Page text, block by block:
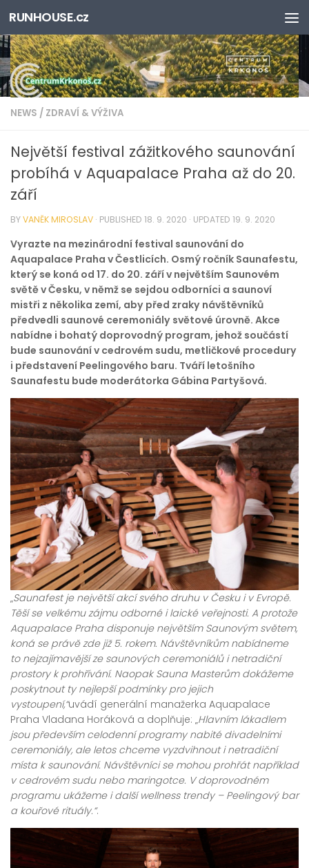
Skip to content
RUNHOUSE.cz
NEWS / ZDRAVÍ & VÝŽIVA
Největší festival zážitkového saunování
probíhá v Aquapalace Praha až do 20.
září
BYVANĚK MIROSLAV · PUBLISHED 18. 9. 2020 · UPDATED 19. 9. 2020
Vyrazte na mezinárodní festival saunování do
Aquapalace Praha v Čestlicích. Osmý ročník Saunafestu,
který se koná od 17. do 20. září v největším Saunovém
světě v Česku, v němž se sejdou odborníci a saunoví
mistři z několika zemí, aby před zraky návštěvníků
předvedli saunové ceremoniály světové úrovně. Akce
nabídne i bohatý doprovodný program, jehož součástí
bude saunování v cedrovém sudu, metličkové procedury
i představení Peelingového baru. Tváří letošního
Saunafestu bude moderátorka Gábina Partyšová.
„Saunafest je největší akcí svého druhu v Česku i v Evropě.
Těší se velkému zájmu odborné i laické veřejnosti. A protože
Aquapalace Praha disponuje největším Saunovým světem,
koná se právě zde již 5. rokem. Návštěvníkům nabídneme
to nejzajímavější ze saunových ceremoniálů i netradiční
prostory k prohřívání. Naopak Sauna Masterům dokážeme
poskytnout ty nejlepší podmínky pro jejich
vystoupení,“uvádí generální manažerka Aquapalace
Praha Vladana Horáková a doplňuje: „Hlavním lákadlem
jsou především celodenní programy nabité divadelními
ceremoniály, ale letos chceme vyzdvihnout i netradiční
místa k saunování. Návštěvníci se mohou prohřát například
v cedrovém sudu nebo maringotce. V doprovodném
programu ukážeme i další wellness trendy – Peelingový bar
a kouřové rituály.“.